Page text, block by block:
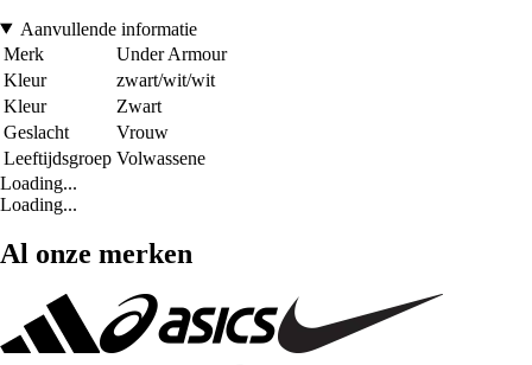
Aanvullende informatie
Merk
Under Armour
Kleur
zwart/wit/wit
Kleur
Zwart
Geslacht
Vrouw
Leeftijdsgroep Volwassene
Loading...
Loading...
Al onze merken